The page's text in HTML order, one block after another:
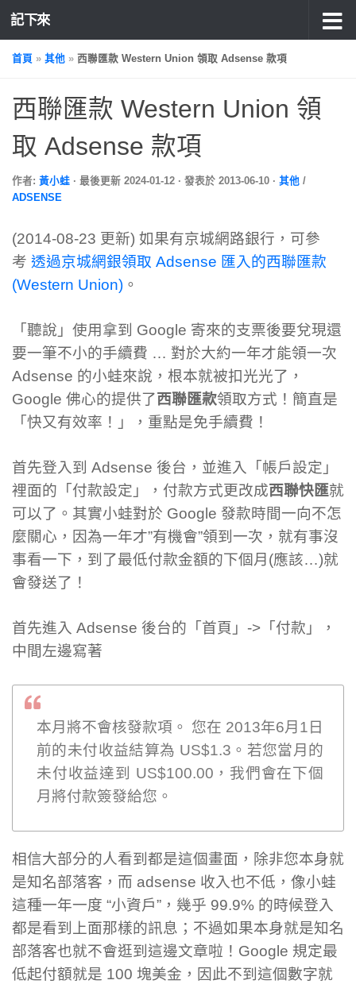
記下來
首頁 » 其他 » 西聯匯款 Western Union 領取 Adsense 款項
西聯匯款 Western Union 領
取 Adsense 款項
作者: 黃小蛙 · 最後更新 2024-01-12 · 發表於 2013-06-10 · 其他 /
ADSENSE
(2014-08-23 更新) 如果有京城網路銀行，可參
考 透過京城網銀領取 Adsense 匯入的西聯匯款
(Western Union) 。
「聽說」使用拿到 Google 寄來的支票後要兌現還
要一筆不小的手續費 … 對於大約一年才能領一次
Adsense 的小蛙來說，根本就被扣光光了，
Google 佛心的提供了西聯匯款領取方式！簡直是
「快又有效率！」，重點是免手續費！
首先登入到 Adsense 後台，並進入「帳戶設定」
裡面的「付款設定」，付款方式更改成西聯快匯就
可以了。其實小蛙對於 Google 發款時間一向不怎
麼關心，因為一年才”有機會”領到一次，就有事沒
事看一下，到了最低付款金額的下個月(應該…)就
會發送了！
首先進入 Adsense 後台的「首頁」->「付款」，
中間左邊寫著
本月將不會核發款項。 您在 2013年6月1日
前的未付收益結算為 US$1.3。若您當月的
未付收益達到 US$100.00，我們會在下個
月將付款簽發給您。
相信大部分的人看到都是這個畫面，除非您本身就
是知名部落客，而 adsense 收入也不低，像小蛙
這種一年一度 “小資戶”，幾乎 99.9% 的時候登入
都是看到上面那樣的訊息；不過如果本身就是知名
部落客也就不會逛到這邊文章啦！Google 規定最
低起付額就是 100 塊美金，因此不到這個數字就